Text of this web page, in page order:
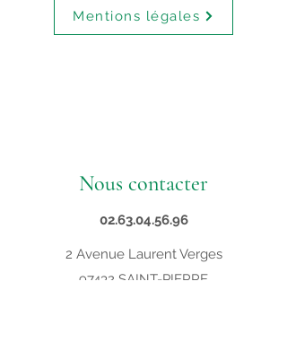
Mentions légales
Nous contacter
02.63.04.56.96
2 Avenue Laurent Verges
97432 SAINT-PIERRE